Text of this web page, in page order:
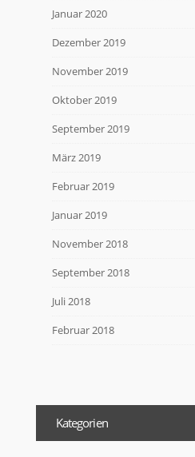
Januar 2020
Dezember 2019
November 2019
Oktober 2019
September 2019
März 2019
Februar 2019
Januar 2019
November 2018
September 2018
Juli 2018
Februar 2018
Kategorien